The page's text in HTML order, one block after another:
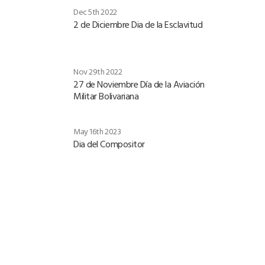
Dec 5th 2022
2 de Diciembre Dia de la Esclavitud
Nov 29th 2022
27 de Noviembre Día de la Aviación
Militar Bolivariana
May 16th 2023
Dia del Compositor